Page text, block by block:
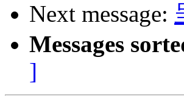
Next message:
Messages
]